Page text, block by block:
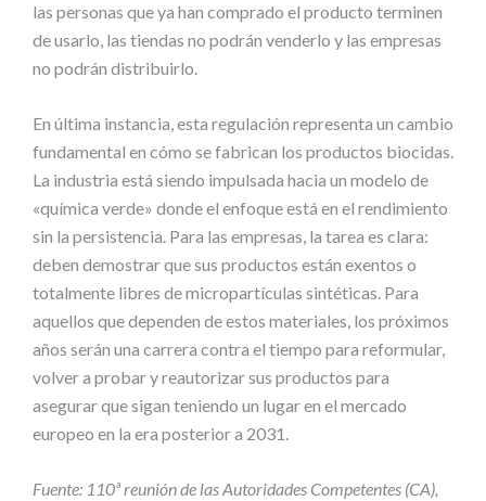
las personas que ya han comprado el producto terminen
de usarlo, las tiendas no podrán venderlo y las empresas
no podrán distribuirlo.
En última instancia, esta regulación representa un cambio
fundamental en cómo se fabrican los productos biocidas.
La industria está siendo impulsada hacia un modelo de
«química verde» donde el enfoque está en el rendimiento
sin la persistencia. Para las empresas, la tarea es clara:
deben demostrar que sus productos están exentos o
totalmente libres de micropartículas sintéticas. Para
aquellos que dependen de estos materiales, los próximos
años serán una carrera contra el tiempo para reformular,
volver a probar y reautorizar sus productos para
asegurar que sigan teniendo un lugar en el mercado
europeo en la era posterior a 2031.
Fuente: 110ª reunión de las Autoridades Competentes (CA),